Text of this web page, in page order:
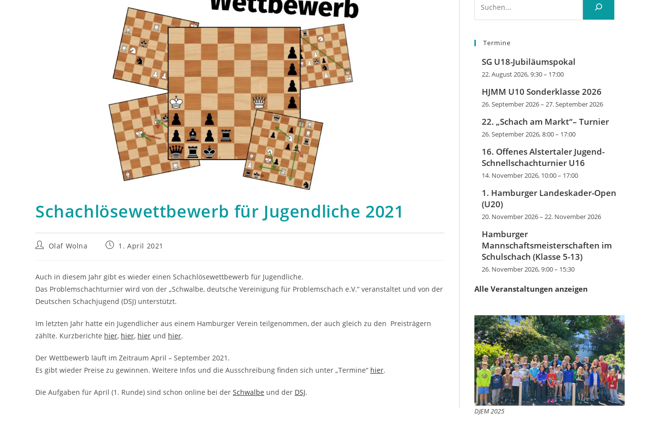
Schachlösewettbewerb für Jugendliche 2021
Beitrags-
Olaf Wolna
Beitrag1. April 2021
Auch in diesem Jahr gibt es wieder einen Schachlösewettbewerb für Jugendliche.
Das Problemschachturnier wird von der „Schwalbe, deutsche Vereinigung für Problemschach e.V.“ veranstaltet und von der
Deutschen Schachjugend (DSJ) unterstützt.
Im letzten Jahr hatte ein Jugendlicher aus einem Hamburger Verein teilgenommen, der auch gleich zu den Preisträgern
zählte. Kurzberichte hier, hier, hier und hier.
Der Wettbewerb läuft im Zeitraum April – September 2021.
Es gibt wieder Preise zu gewinnen. Weitere Infos und die Ausschreibung finden sich unter „Termine“ hier.
Die Aufgaben für April (1. Runde) sind schon online bei der Schwalbe und der DSJ.
Termine
SG U18-Jubiläumspokal
22. August 2026, 9:30– 17:00
HJMM U10 Sonderklasse 2026
26. September 2026– 27. September 2026
22. „Schach am Markt“– Turnier
26. September 2026, 8:00– 17:00
16. Offenes Alstertaler Jugend-
Schnellschachturnier U16
14. November 2026, 10:00– 17:00
1. Hamburger Landeskader-Open
(U20)
20. November 2026– 22. November 2026
Hamburger
Mannschaftsmeisterschaften im
Schulschach (Klasse 5-13)
26. November 2026, 9:00– 15:30
Alle Veranstaltungen anzeigen
DJEM 2025